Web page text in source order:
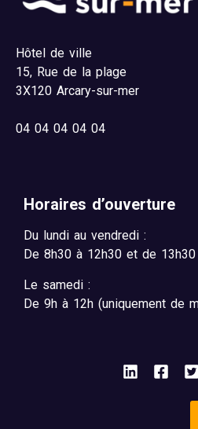
Hôtel de ville
15, Rue de la plage
3X120 Arcary-sur-mer
04 04 04 04 04
Horaires d’ouverture
Du lundi au vendredi :
De 8h30 à 12h30 et de
Le samedi :
De 9h à 12h (uniquement de